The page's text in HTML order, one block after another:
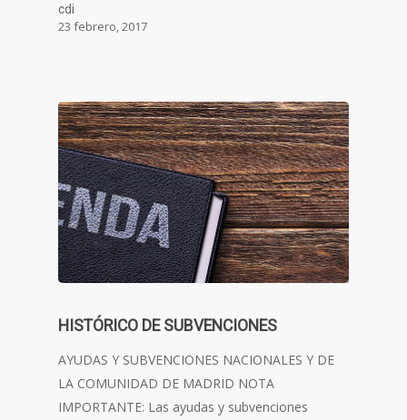
cdi
23 febrero, 2017
HISTÓRICO DE SUBVENCIONES
AYUDAS Y SUBVENCIONES NACIONALES Y DE
LA COMUNIDAD DE MADRID NOTA
IMPORTANTE: Las ayudas y subvenciones